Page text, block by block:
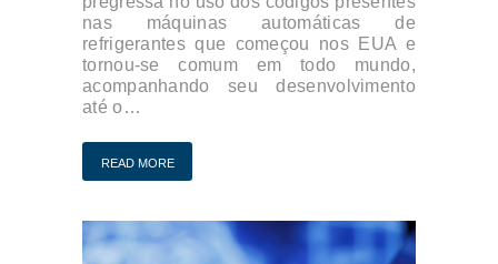
nas máquinas automáticas de
refrigerantes que começou nos EUA e
tornou-se comum em todo mundo,
acompanhando seu desenvolvimento
até o…
READ MORE